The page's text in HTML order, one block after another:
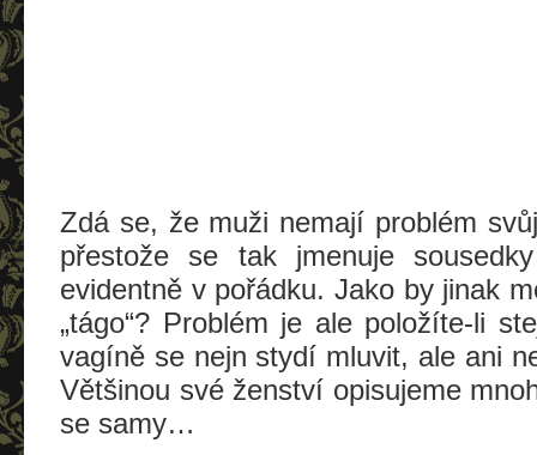
Zdá se, že muži nemají problém
přestože se tak jmenuje
evidentně v pořádku. Jako by jinak
„tágo“? Problém je ale položíte-li
vagíně se nejn stydí mluvit, ale ani
Většinou své ženství opisujeme
se samy…